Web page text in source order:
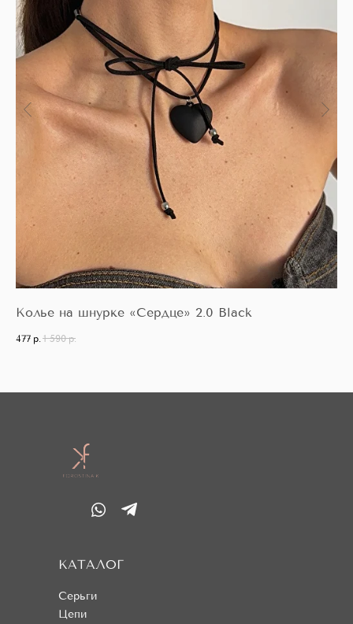
Колье на шнурке «Сердце» 2.0 Black
477 р. 1 590 р.
Серьги
Цепи
КАТАЛОГ